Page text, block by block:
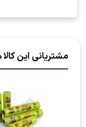
مشتریانی این کالا